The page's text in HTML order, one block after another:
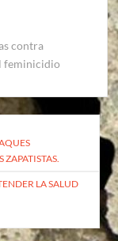
contra
feminicidio
LA SALUD